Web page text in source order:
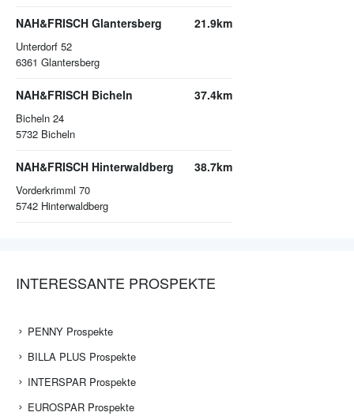
NAH&FRISCH Glantersberg
Unterdorf 52
6361 Glantersberg
21.9km
NAH&FRISCH Bicheln
Bicheln 24
5732 Bicheln
37.4km
NAH&FRISCH Hinterwaldberg
Vorderkrimml 70
5742 Hinterwaldberg
38.7km
INTERESSANTE PROSPEKTE
PENNY Prospekte
BILLA PLUS Prospekte
INTERSPAR Prospekte
EUROSPAR Prospekte